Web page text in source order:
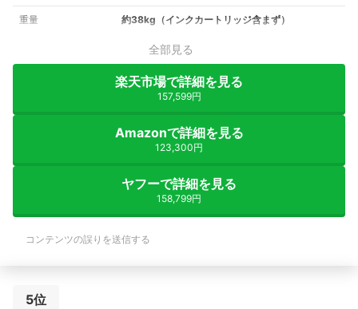
重量 約38kg（インクカートリッジ含まず）
全部見る
楽天市場で詳細を見る
157,599円
Amazonで詳細を見る
123,300円
ヤフーで詳細を見る
158,799円
コンテンツの誤りを送信する
5位